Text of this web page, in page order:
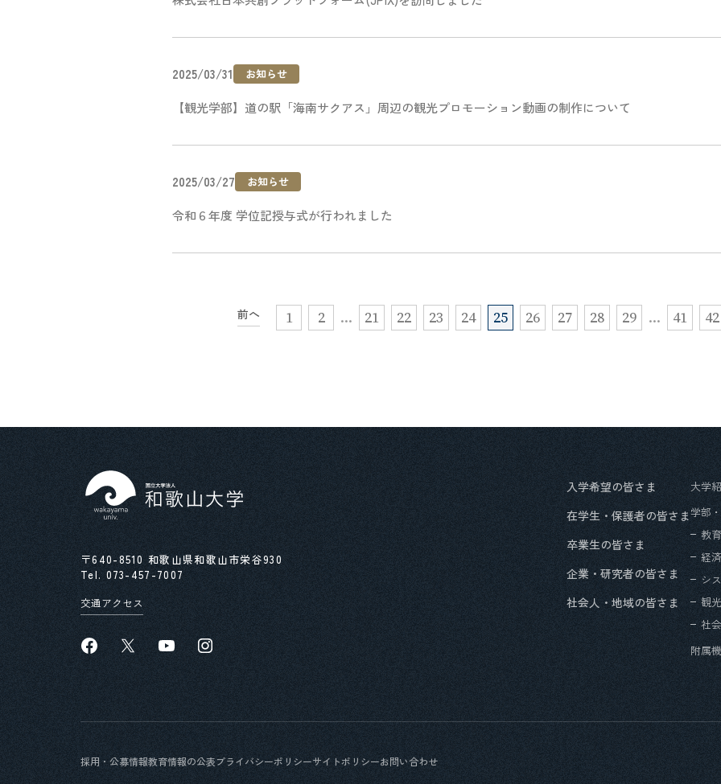
2025/03/31 お知らせ
【観光学部】道の駅「海南サクアス」周辺の観光プロモーション動画の制作について
2025/03/27 お知らせ
令和６年度 学位記授与式が行われました
前へ 1 2 … 21 22 23 24 25 26 27 28 29 … 41 42
〒640-8510 和歌山県和歌山市栄谷930
Tel. 073-457-7007
交通アクセス
入学希望の皆さま
在学生・保護者の皆さま
卒業生の皆さま
企業・研究者の皆さま
社会人・地域の皆さま
大学
学部
教
経
シ
観
社
附属
採用・公募情報教育情報の公表プライバシーポリシーサイトポリシーお問い合わせ